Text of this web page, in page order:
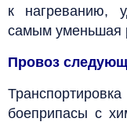
к нагреванию,
самым уменьшая
Провоз
боеприпасы с